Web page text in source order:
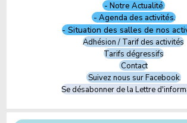
- Notre Actualité.
- Agenda des activités.
- Situation des salles de nos
Adhésion / Tarif des activités
Tarifs dégressifs
Contact
Suivez nous sur Facebook.
Se désabonner de la Lettre